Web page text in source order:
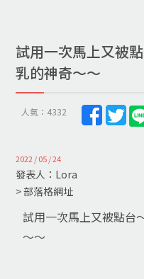
試用一次馬上又被
乳的神奇～～
人氣：4332
2022 / 05 / 24
發表人：Lora
> 部落格網址
試用一次馬上又被點
～～